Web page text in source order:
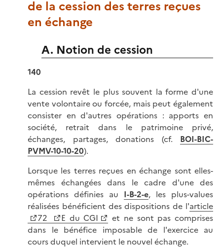
de la cession des terres reçues
en échange
A. Notion de cession
140
La cession revêt le plus souvent la forme d'une
vente volontaire ou forcée, mais peut également
consister en d'autres opérations : apports en
société, retrait dans le patrimoine privé,
échanges, partages, donations (cf. BOI-BIC-
PVMV-10-10-20).
Lorsque les terres reçues en échange sont elles-
mêmes échangées dans le cadre d'une des
opérations définies au I-B-2-e, les plus-values
réalisées bénéficient des dispositions de l'article
72
E du CGI
et ne sont pas comprises
dans le bénéfice imposable de l'exercice au
cours duquel intervient le nouvel échange.